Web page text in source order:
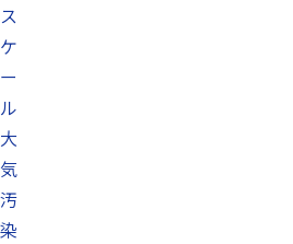
ス
ケ
ー
ル
大
気
汚
染